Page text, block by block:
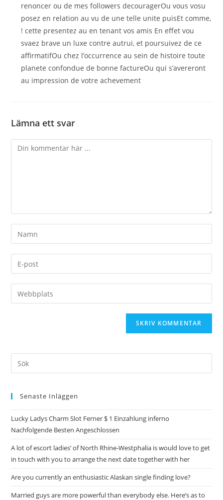
renoncer ou de mes followers decouragerOu vous vosu
posez en relation au vu de une telle unite puisEt comme,
! cette presentez au en tenant vos amis En effet vou
svaez brave un luxe contre autrui, et poursuivez de ce
affirmatifOu chez l’occurrence au sein de histoire toute
planete confondue de bonne factureOu qui s’avereront
au impression de votre achevement
Lämna ett svar
Senaste Inläggen
Lucky Ladys Charm Slot Ferner $ 1 Einzahlung inferno
Nachfolgende Besten Angeschlossen
A lot of escort ladies’ of North Rhine-Westphalia is would love to get
in touch with you to arrange the next date together with her
Are you currently an enthusiastic Alaskan single finding love?
Married guys are more powerful than everybody else. Here’s as to